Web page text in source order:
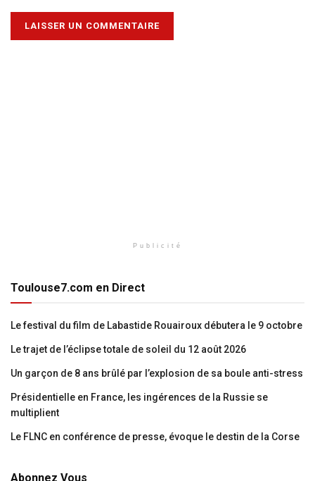
Publicité
Toulouse7.com en Direct
Le festival du film de Labastide Rouairoux débutera le 9 octobre
Le trajet de l’éclipse totale de soleil du 12 août 2026
Un garçon de 8 ans brûlé par l’explosion de sa boule anti-stress
Présidentielle en France, les ingérences de la Russie se
multiplient
Le FLNC en conférence de presse, évoque le destin de la Corse
Abonnez Vous